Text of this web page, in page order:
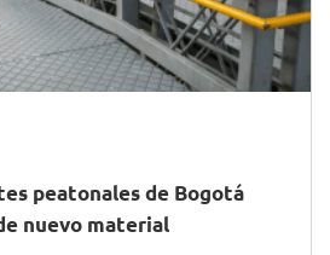
peatonales de Bogotá
nuevo material